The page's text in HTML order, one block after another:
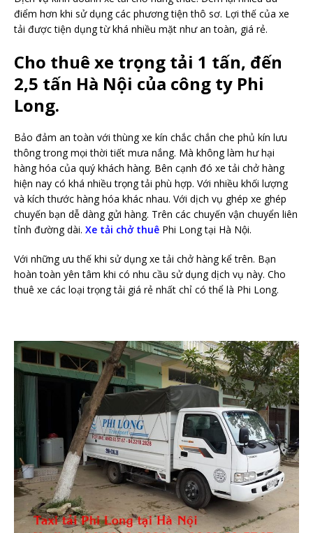
điểm hơn khi sử dụng các phương tiện thô sơ. Lợi thế của xe
tải được tiện dụng từ khá nhiều mặt như an toàn, giá rẻ.
Cho thuê xe trọng tải 1 tấn, đến
2,5 tấn Hà Nội của công ty Phi
Long.
Bảo đảm an toàn với thùng xe kín chắc chắn che phủ kín lưu
thông trong mọi thời tiết mưa nắng. Mà không làm hư hại
hàng hóa của quý khách hàng. Bên cạnh đó xe tải chở hàng
hiện nay có khá nhiều trọng tải phù hợp. Với nhiều khối lượng
và kích thước hàng hóa khác nhau. Với dịch vụ ghép xe ghép
chuyến bạn dễ dàng gửi hàng. Trên các chuyến vận chuyển liên
tỉnh đường dài. Xe tải chở thuê Phi Long tại Hà Nội.
Với những ưu thế khi sử dụng xe tải chở hàng kể trên. Bạn
hoàn toàn yên tâm khi có nhu cầu sử dụng dịch vụ này. Cho
thuê xe các loại trọng tải giá rẻ nhất chỉ có thể là Phi Long.